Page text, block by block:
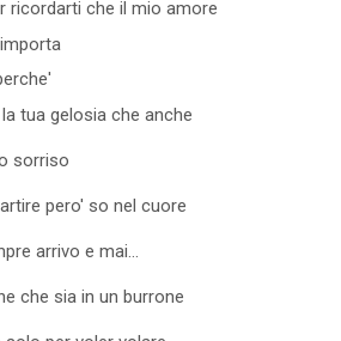
ricordarti che il mio amore
tua gelosia che anche
sorriso
pero' so nel cuore
arrivo e mai...
che sia in un burrone